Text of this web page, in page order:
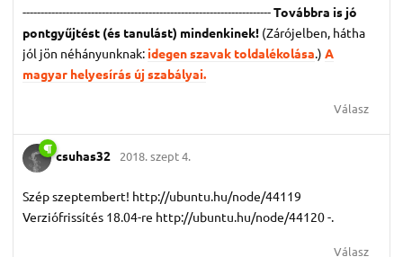
---------------------------------------------------------------------Továbbra is jó
pontgyűjtést (és tanulást) mindenkinek! (Zárójelben, hátha
jól jön néhányunknak: idegen szavak toldalékolása.) A
magyar helyesírás új szabályai.
Válasz
csuhas32 2018. szept 4.
Szép szeptembert! http://ubuntu.hu/node/44119
Verziófrissítés 18.04-re http://ubuntu.hu/node/44120 -.
Válasz